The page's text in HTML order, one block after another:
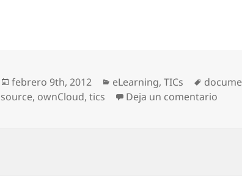
Publicado
el
febrero 9th, 2012 Categorías
eLearning,TICs
source, ownCloud,tics Deja un comentario